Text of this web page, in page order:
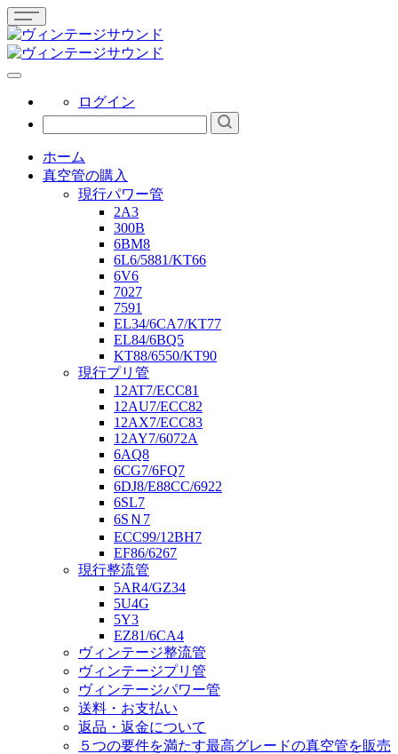
ログイン
ホーム
真空管の購入
現行パワー管
2A3
300B
6BM8
6L6/5881/KT66
6V6
7027
7591
EL34/6CA7/KT77
EL84/6BQ5
KT88/6550/KT90
現行プリ管
12AT7/ECC81
12AU7/ECC82
12AX7/ECC83
12AY7/6072A
6AQ8
6CG7/6FQ7
6DJ8/E88CC/6922
6SL7
6SＮ7
ECC99/12BH7
EF86/6267
現行整流管
5AR4/GZ34
5U4G
5Y3
EZ81/6CA4
ヴィンテージ整流管
ヴィンテージプリ管
ヴィンテージパワー管
送料・お支払い
返品・返金について
５つの要件を満たす最高グレードの真空管を販売